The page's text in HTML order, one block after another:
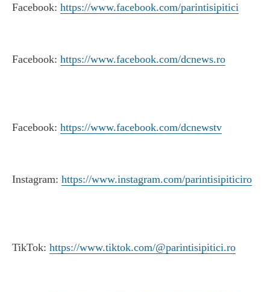
Facebook: https://www.facebook.com/parintisipitici
Facebook: https://www.facebook.com/dcnews.ro
Facebook: https://www.facebook.com/dcnewstv
Instagram: https://www.instagram.com/parintisipiticiro
TikTok: https://www.tiktok.com/@parintisipitici.ro